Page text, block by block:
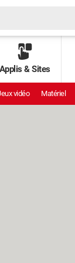
Applis & Sites
vidéo Matériel